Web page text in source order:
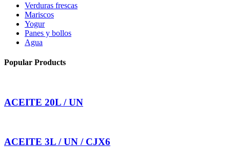
Verduras frescas
Mariscos
Yogur
Panes y bollos
Agua
Popular Products
ACEITE 20L / UN
ACEITE 3L / UN / CJX6